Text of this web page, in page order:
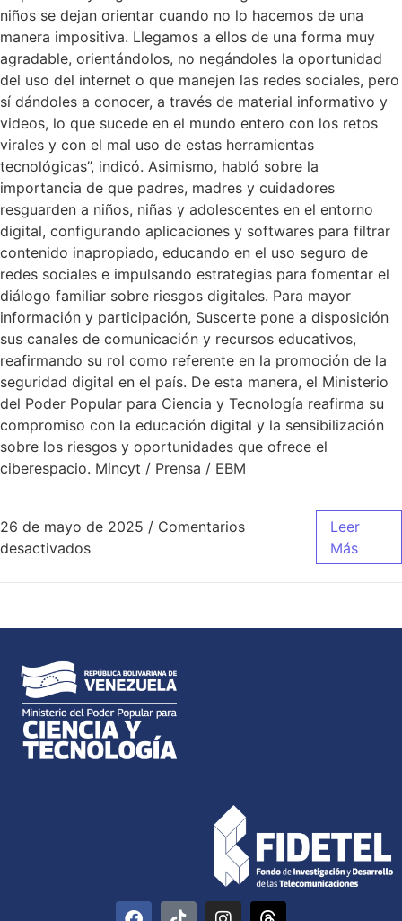
niños se dejan orientar cuando no lo hacemos de una
manera impositiva. Llegamos a ellos de una forma muy
agradable, orientándolos, no negándoles la oportunidad
del uso del internet o que manejen las redes sociales, pero
sí dándoles a conocer, a través de material informativo y
videos, lo que sucede en el mundo entero con los retos
virales y con el mal uso de estas herramientas
tecnológicas”, indicó. Asimismo, habló sobre la
importancia de que padres, madres y cuidadores
resguarden a niños, niñas y adolescentes en el entorno
digital, configurando aplicaciones y softwares para filtrar
contenido inapropiado, educando en el uso seguro de
redes sociales e impulsando estrategias para fomentar el
diálogo familiar sobre riesgos digitales. Para mayor
información y participación, Suscerte pone a disposición
sus canales de comunicación y recursos educativos,
reafirmando su rol como referente en la promoción de la
seguridad digital en el país. De esta manera, el Ministerio
del Poder Popular para Ciencia y Tecnología reafirma su
compromiso con la educación digital y la sensibilización
sobre los riesgos y oportunidades que ofrece el
ciberespacio. Mincyt / Prensa / EBM
26 de mayo de 2025 / Comentarios
desactivados
Leer
Más